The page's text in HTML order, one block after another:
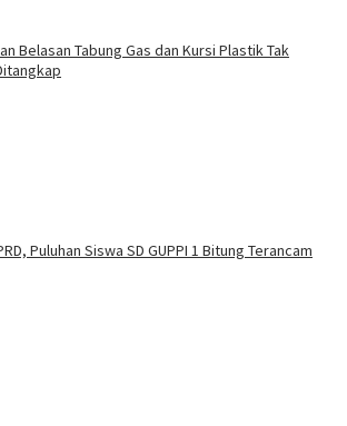
Belasan Tabung Gas dan Kursi Plastik Tak
Puluhan Siswa SD GUPPI 1 Bitung Terancam